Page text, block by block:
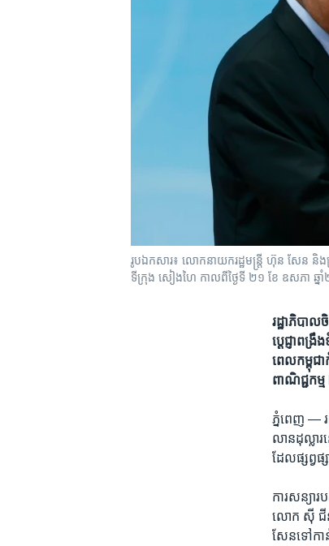
រូបឯកសារ៖ លោក​នាយករដ្ឋមន្ត្រី ហ៊ុន សែន
ទីក្រុង សៀងហៃ កាល​ពី​ថ្ងៃ​ទី ២១ ខែ ឧសភា ឆ្ន
រដ្ឋាភិបា
ប្តេជ្ញា​ពង្
ពេល​កម្ពុជ
ពាណិជ្ជកម្
ភ្នំពេញ —
លាន​ដុល្លា
ដែល​ផ្សព្វ​
ការ​សន្យា​
លោក ​ស៊ី ជីន
សែនទៅ​កា